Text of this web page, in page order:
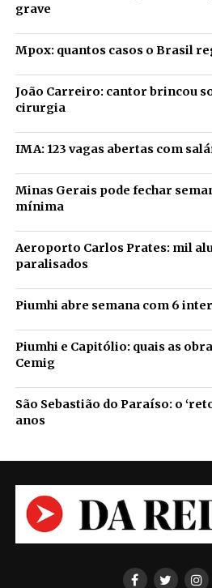
grave
Mpox: quantos casos o Brasil
João Carreiro: cantor brincou
cirurgia
IMA: 123 vagas abertas com
Minas Gerais pode fechar
mínima
Aeroporto Carlos Prates: mil
paralisados
Piumhi abre semana com 6
Piumhi e Capitólio: quais as
Cemig
São Sebastião do Paraíso: o
anos